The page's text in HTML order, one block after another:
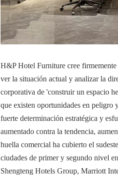
H&P Hotel Furniture cree
ver la situación actual y analizar la
corporativa de 'construir un espacio
que existen oportunidades en peligro
fuerte determinación estratégica y
aumentado contra la tendencia,
huella comercial ha cubierto el
ciudades de primer y segundo nivel
Shengteng Hotels Group, Marriott